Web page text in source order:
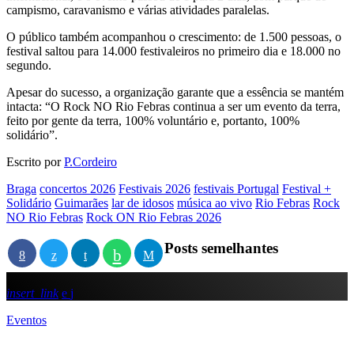
campismo, caravanismo e várias atividades paralelas.
O público também acompanhou o crescimento: de 1.500 pessoas, o
festival saltou para 14.000 festivaleiros no primeiro dia e 18.000 no
segundo.
Apesar do sucesso, a organização garante que a essência se mantém
intacta: “O Rock NO Rio Febras continua a ser um evento da terra,
feito por gente da terra, 100% voluntário e, portanto, 100%
solidário”.
Escrito porP.Cordeiro
Braga concertos 2026 Festivais 2026 festivais Portugal Festival +
Solidário Guimarães lar de idosos música ao vivo Rio Febras Rock
NO Rio Febras Rock ON Rio Febras 2026
Posts semelhantes
insert_link
Eventos